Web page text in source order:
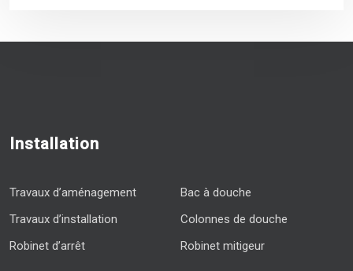
Installation
Travaux d’aménagement
Travaux d’installation
Robinet d’arrêt
Bac à douche
Colonnes de douche
Robinet mitigeur